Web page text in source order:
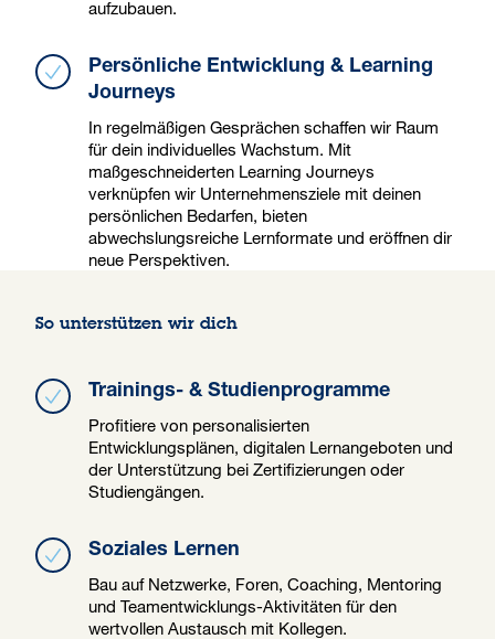
aufzubauen.
Persönliche Entwicklung & Learning
Journeys
In regelmäßigen Gesprächen schaffen wir Raum
für dein individuelles Wachstum. Mit
maßgeschneiderten Learning Journeys
verknüpfen wir Unternehmensziele mit deinen
persönlichen Bedarfen, bieten
abwechslungsreiche Lernformate und eröffnen dir
neue Perspektiven.
So unterstützen wir dich
Trainings- & Studienprogramme
Profitiere von personalisierten
Entwicklungsplänen, digitalen Lernangeboten und
der Unterstützung bei Zertifizierungen oder
Studiengängen.
Soziales Lernen
Bau auf Netzwerke, Foren, Coaching, Mentoring
und Teamentwicklungs-Aktivitäten für den
wertvollen Austausch mit Kollegen.